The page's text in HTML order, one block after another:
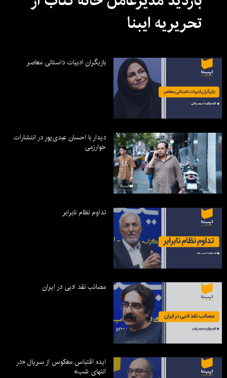
تحریریه ایبنا
بازیگران ادبیات داستانی معاصر
دیدار با احسان عبدی‌پور در انتشارات
خوارزمی
تداوم نظام نابرابر
مصائب نقد ادبی در ایران
ایده اقتباس معکوس از سریال «در
انتهای شب»